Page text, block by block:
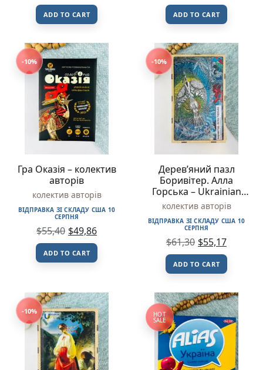
ADD TO CART ADD TO CART
-10%
Гра Оказія – колектив
авторів
колектив авторів
ВІДПРАВКА ЗІ СКЛАДУ США 10
СЕРПНЯ
$55,40 $49,86
ADD TO CART
-10%
Деревʼяний пазл
Боривітер. Алла
Горська – Ukrainian
Puzzles
колектив авторів
ВІДПРАВКА ЗІ СКЛАДУ США 10
СЕРПНЯ
$61,30 $55,17
ADD TO CART
-10% HOT
SALE